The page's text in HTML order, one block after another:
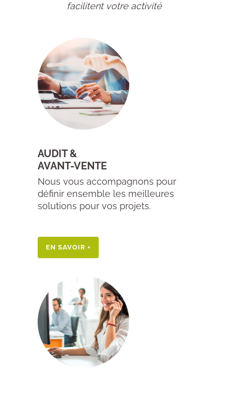
facilitent votre activité
AUDIT &
AVANT-VENTE
Nous vous accompagnons pour
définir ensemble les meilleures
solutions pour vos projets.
EN SAVOIR +